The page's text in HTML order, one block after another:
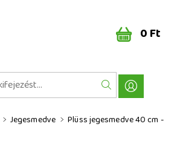
0 Ft
Jegesmedve
Plüss jegesmedve 40 cm -